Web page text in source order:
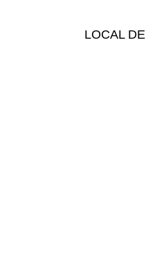
LOCAL